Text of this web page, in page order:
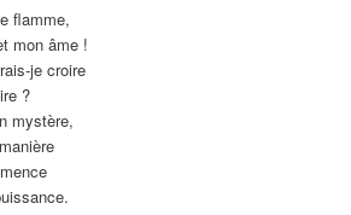
flamme,
mon âme !
je croire
?
mystère,